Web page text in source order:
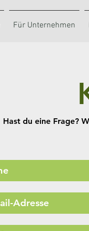
Für Unternehmen
Hast du eine Frage?
Hast du eine Frage?